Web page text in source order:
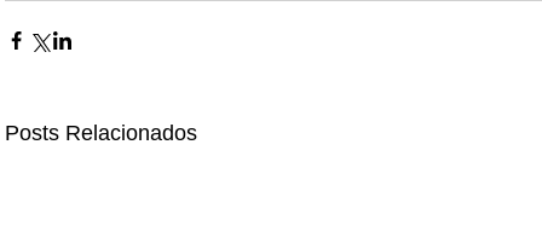
Posts Relacionados